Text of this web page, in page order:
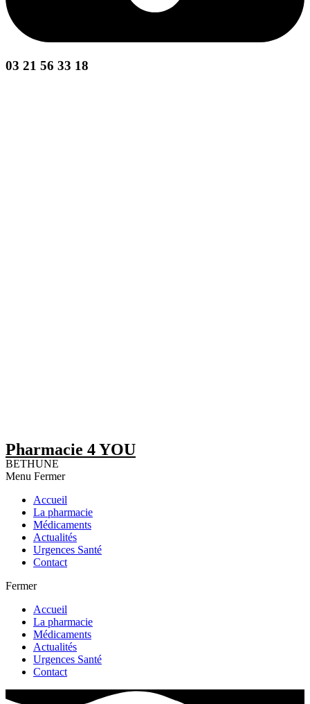
03 21 56 33 18
Pharmacie 4 YOU
BETHUNE
Menu Fermer
Accueil
La pharmacie
Médicaments
Actualités
Urgences Santé
Contact
Fermer
Accueil
La pharmacie
Médicaments
Actualités
Urgences Santé
Contact